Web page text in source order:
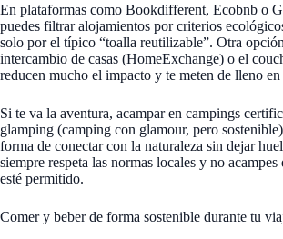
En plataformas como Bookdifferent, Ecobnb o
puedes filtrar alojamientos por criterios
solo por el típico “toalla reutilizable”. Otra
intercambio de casas (HomeExchange) o el
reducen mucho el impacto y te meten de lleno
Si te va la aventura, acampar en campings
glamping (camping con glamour, pero
forma de conectar con la naturaleza sin dejar
siempre respeta las normas locales y no acampes
esté permitido.
Comer y beber de forma sostenible durante tu